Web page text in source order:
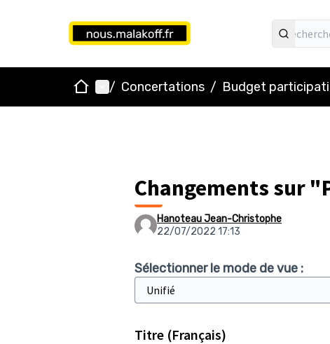
AccueilMenu principal
/ Concertations / Budget
Changements sur
Hanoteau Jean-Christophe
22/07/2022 17:13
Sélectionner le mode de vue :
Titre (Français)